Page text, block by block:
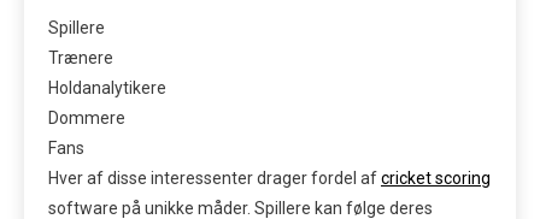
Spillere
Trænere
Holdanalytikere
Dommere
Fans
Hver af disse interessenter drager fordel afcricket scoring
software på unikke måder. Spillere kan følge deres